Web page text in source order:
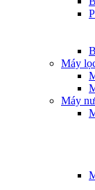
Máy
Máy